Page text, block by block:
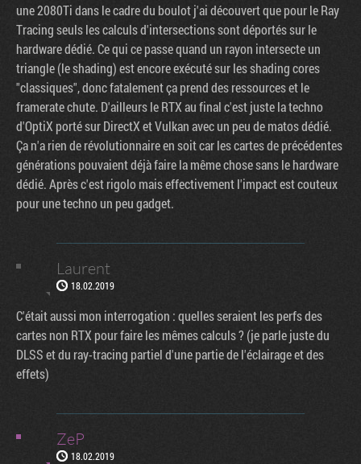
une 2080Ti dans le cadre du boulot j'ai découvert que pour le Ray
Tracing seuls les calculs d'intersections sont déportés sur le
hardware dédié. Ce qui ce passe quand un rayon intersecte un
triangle (le shading) est encore exécuté sur les shading cores
"classiques", donc fatalement ça prend des ressources et le
framerate chute. D'ailleurs le RTX au final c'est juste la techno
d'OptiX porté sur DirectX et Vulkan avec un peu de matos dédié.
Ça n'a rien de révolutionnaire en soit car les cartes de précédentes
générations pouvaient déjà faire la même chose sans le hardware
dédié. Après c'est rigolo mais effectivement l'impact est couteux
pour une techno un peu gadget.
Laurent
18.02.2019
C'était aussi mon interrogation : quelles seraient les perfs des
cartes non RTX pour faire les mêmes calculs ? (je parle juste du
DLSS et du ray-tracing partiel d'une partie de l'éclairage et des
effets)
ZeP
18.02.2019